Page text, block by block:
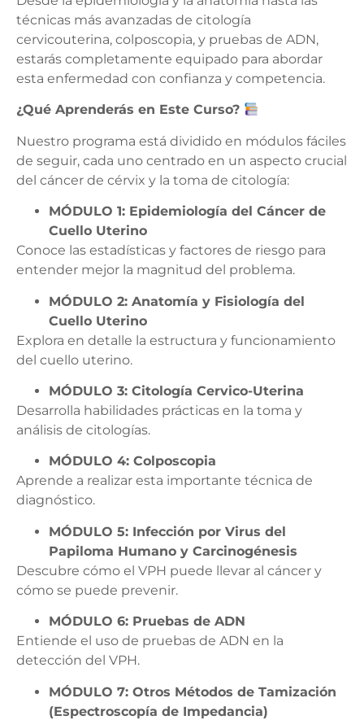
técnicas más avanzadas de citología
cervicouterina, colposcopia, y pruebas de ADN,
estarás completamente equipado para abordar
esta enfermedad con confianza y competencia.
¿Qué Aprenderás en Este Curso?
Nuestro programa está dividido en módulos fáciles
de seguir, cada uno centrado en un aspecto crucial
del cáncer de cérvix y la toma de citología:
MÓDULO 1: Epidemiología del Cáncer de
Cuello Uterino
Conoce las estadísticas y factores de riesgo para
entender mejor la magnitud del problema.
MÓDULO 2: Anatomía y Fisiología del
Cuello Uterino
Explora en detalle la estructura y funcionamiento
del cuello uterino.
MÓDULO 3: Citología Cervico-Uterina
Desarrolla habilidades prácticas en la toma y
análisis de citologías.
MÓDULO 4: Colposcopia
Aprende a realizar esta importante técnica de
diagnóstico.
MÓDULO 5: Infección por Virus del
Papiloma Humano y Carcinogénesis
Descubre cómo el VPH puede llevar al cáncer y
cómo se puede prevenir.
MÓDULO 6: Pruebas de ADN
Entiende el uso de pruebas de ADN en la
detección del VPH.
MÓDULO 7: Otros Métodos de Tamización
(Espectroscopía de Impedancia)